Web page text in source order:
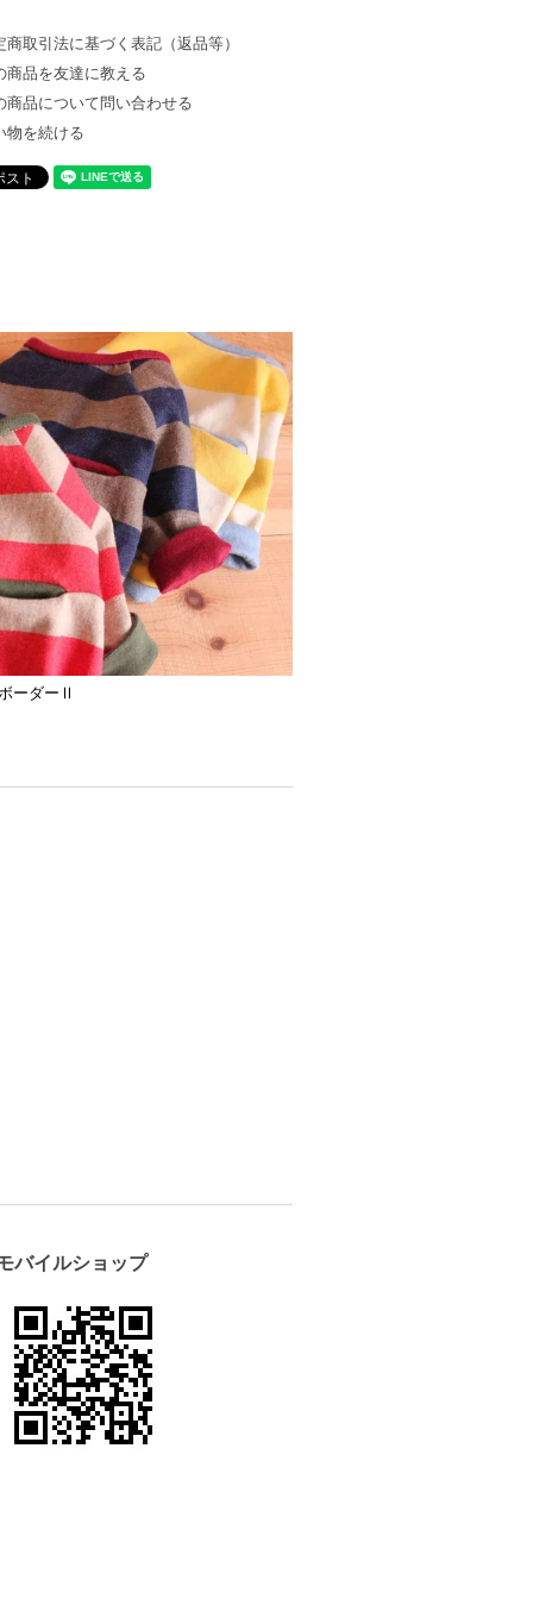
商取引法に基づく表記（返品等）
商品を友達に教える
商品について問い合わせる
物を続ける
ーダーⅡ
バイルショップ